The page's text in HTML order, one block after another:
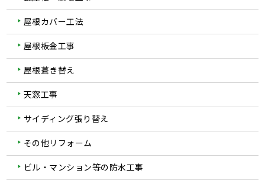
屋根カバー工法
屋根板金工事
屋根葺き替え
天窓工事
サイディング張り替え
その他リフォーム
ビル・マンション等の防水工事